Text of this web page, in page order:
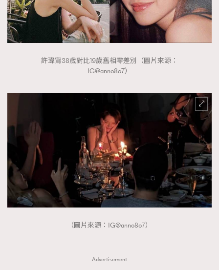
許瑋甯38歲對比19歲舊相零差別（圖片來源：
IG@anno8o7）
（圖片來源：IG@anno8o7）
Advertisement